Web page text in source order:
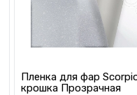
Пленка для фар
крошка Прозрачная